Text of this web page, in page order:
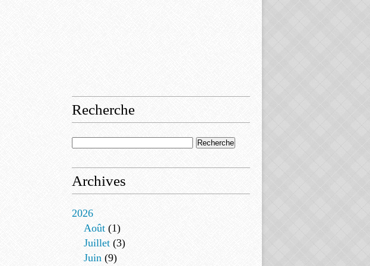
Recherche
Archives
2026
Août (1)
Juillet (3)
Juin (9)